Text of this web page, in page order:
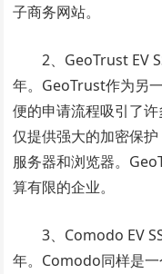
子商务网站。
2、GeoTrust EV
年。GeoTrust作为另
便的申请流程吸引了
仅提供强大的加密保
服务器和浏览器。
算有限的企业。
3、Comodo EV
年。Comodo同样是